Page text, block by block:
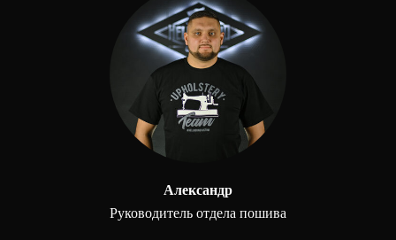
Александр
Руководитель отдела пошива